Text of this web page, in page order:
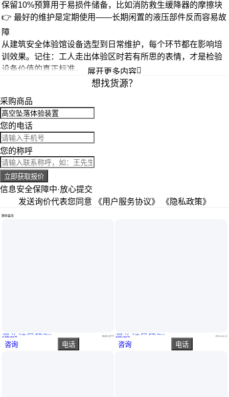
保留10%预算用于易损件储备，比如消防救生缓降器的摩擦块
👉 最好的维护是定期使用——长期闲置的液压部件反而容易故
障
从建筑安全体验馆设备选型到日常维护，每个环节都在影响培
训效果。记住：工人走出体验区时若有所思的表情，才是检验
设备价值的真正标准。
展开更多内容
想找货源？
采购商品
您的电话
您的称呼
立即获取报价
信息安全保障中·放心提交
发送询价代表您同意 《用户服务协议》 《隐私政策》
猜你喜欢
安全带碰撞体验装置 交通驾驶体验专业生产厂家
真实性已核验
￥999.00/台 福建漳州
咨询 电话
密闭受限空间作业体验设备VR安全教育课件安全体验馆工种技能
真实性已核验
￥500 .00/件 湖北武汉
咨询 电话